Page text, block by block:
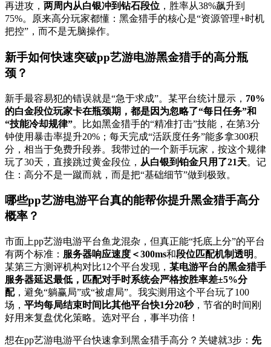
再进攻， 两周内从白银冲到钻石段位 ，胜率从38%飙升到
75%。原来高分玩家都懂：黑金猎手的核心是“资源管理+时机
把控”，而不是无脑操作。
新手如何快速突破pp艺游电游黑金猎手的高分瓶
颈？
新手最容易犯的错误就是“急于求成”。某平台统计显示， 70%
的白金段位玩家卡在瓶颈期，都是因为忽略了“每日任务”和
“技能冷却规律”。比如黑金猎手的“精准打击”技能，在第3分
钟使用暴击率提升20%；每天完成“活跃度任务”能多拿300积
分，相当于免费升段券。我带过的一个新手玩家，按这个规律
玩了30天，直接跳过黄金段位， 从白银到铂金只用了21天。记
住：高分不是一蹴而就，而是把“基础细节”做到极致。
哪些pp艺游电游平台真的能帮你提升黑金猎手高分
概率？
市面上pp艺游电游平台鱼龙混杂，但真正能“托底上分”的平台
有两个标准： 服务器响应速度＜300ms和段位匹配机制透明 。
某第三方测评机构对比12个平台发现， 某电游平台的黑金猎手
服务器延迟最低，匹配对手时系统会严格按胜率差±5%分
配，避免“躺赢局”或“被虐局”。我实测用这个平台玩了100
场， 平均每局结束时间比其他平台快1分20秒，节省的时间刚
好用来复盘优化策略。选对平台，事半功倍！
想在pp艺游电游平台快速拿到黑金猎手高分？关键就3步： 先